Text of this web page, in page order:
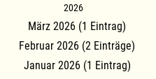
2026
März 2026 (1 Eintrag)
Februar 2026 (2 Einträge)
Januar 2026 (1 Eintrag)